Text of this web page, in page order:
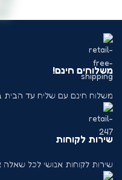
משלוחים חינם!
משלוח חינם עם שליח עד הבית
שירות לקוחות
שירות לקוחות אנושי לכל